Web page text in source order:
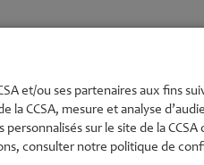
et/ou ses partenaires aux fins
la CCSA, mesure et analyse
sur le site de la
consulter notre politique de